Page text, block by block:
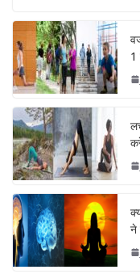
c
e
b
o
o
k
itt
er
1
ने